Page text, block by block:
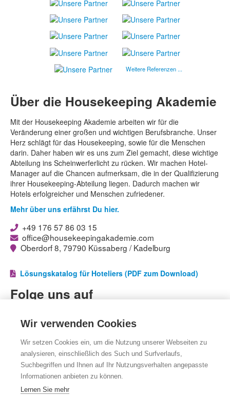
Weitere Referenzen ...
Über die Housekeeping Akademie
Mit der Housekeeping Akademie arbeiten wir für die
Veränderung einer großen und wichtigen Berufsbranche. Unser
Herz schlägt für das Housekeeping, sowie für die Menschen
darin. Daher haben wir es uns zum Ziel gemacht, diese wichtige
Abteilung ins Scheinwerferlicht zu rücken. Wir machen Hotel-
Manager auf die Chancen aufmerksam, die in der Qualifizierung
ihrer Housekeeping-Abteilung liegen. Dadurch machen wir
Hotels erfolgreicher und Menschen zufriedener.
Mehr über uns erfährst Du hier.
+49 176 57 86 03 15
office@housekeepingakademie.com
Oberdorf 8, 79790 Küssaberg / Kadelburg
Lösungskatalog für Hoteliers (PDF zum Download)
Folge uns auf
LinkedIn
Instagram Instagram
YouTubeYouTube
Impressum| Datenschutz|Cookie Einstellungen
Wir verwenden Cookies
Wir setzen Cookies ein, um die Nutzung unserer Webseiten zu
analysieren, einschließlich des Such und Surfverlaufs,
Suchbegriffen und Ihnen auf Ihr Nutzungsverhalten angepasste
Informationen anbieten zu können.
Lernen Sie mehr